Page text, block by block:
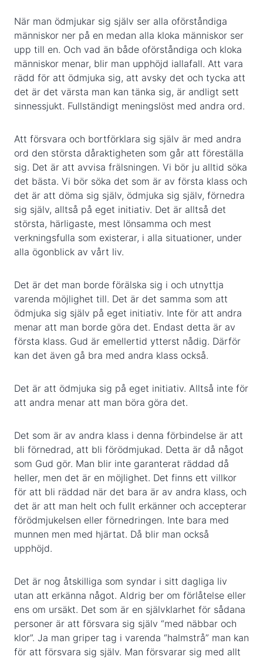
När man ödmjukar sig själv ser alla oförståndiga
människor ner på en medan alla kloka människor ser
upp till en. Och vad än både oförståndiga och kloka
människor menar, blir man upphöjd iallafall. Att vara
rädd för att ödmjuka sig, att avsky det och tycka att
det är det värsta man kan tänka sig, är andligt sett
sinnessjukt. Fullständigt meningslöst med andra ord.
Att försvara och bortförklara sig själv är med andra
ord den största dåraktigheten som går att föreställa
sig. Det är att avvisa frälsningen. Vi bör ju alltid söka
det bästa. Vi bör söka det som är av första klass och
det är att döma sig själv, ödmjuka sig själv, förnedra
sig själv, alltså på eget initiativ. Det är alltså det
största, härligaste, mest lönsamma och mest
verkningsfulla som existerar, i alla situationer, under
alla ögonblick av vårt liv.
Det är det man borde förälska sig i och utnyttja
varenda möjlighet till. Det är det samma som att
ödmjuka sig själv på eget initiativ. Inte för att andra
menar att man borde göra det. Endast detta är av
första klass. Gud är emellertid ytterst nådig. Därför
kan det även gå bra med andra klass också.
Det är att ödmjuka sig på eget initiativ. Alltså inte för
att andra menar att man böra göra det.
Det som är av andra klass i denna förbindelse är att
bli förnedrad, att bli förödmjukad. Detta är då något
som Gud gör. Man blir inte garanterat räddad då
heller, men det är en möjlighet. Det finns ett villkor
för att bli räddad när det bara är av andra klass, och
det är att man helt och fullt erkänner och accepterar
förödmjukelsen eller förnedringen. Inte bara med
munnen men med hjärtat. Då blir man också
upphöjd.
Det är nog åtskilliga som syndar i sitt dagliga liv
utan att erkänna något. Aldrig ber om förlåtelse eller
ens om ursäkt. Det som är en självklarhet för sådana
personer är att försvara sig själv “med näbbar och
klor”. Ja man griper tag i varenda “halmstrå” man kan
för att försvara sig själv. Man försvarar sig med allt